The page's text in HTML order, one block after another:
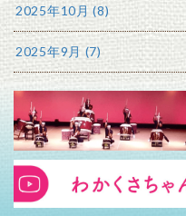
2025年10月 (8)
2025年9月 (7)